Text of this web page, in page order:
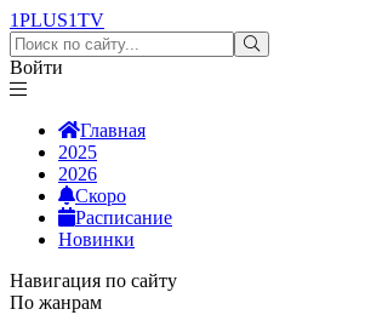
1PLUS1TV
Войти
Главная
2025
2026
Скоро
Расписание
Новинки
Навигация по сайту
По жанрам